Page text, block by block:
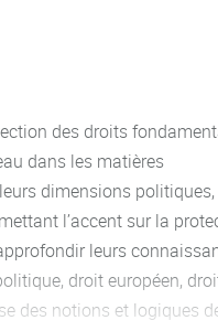
des droits
dans les matières
dimensions politiques,
l’accent sur la
leurs
droit européen,
des notions et logiques